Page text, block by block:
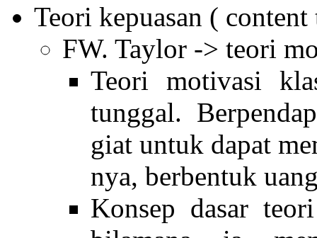
Teori kepuasan (
FW. Taylor -> teori
Teori motivasi
tunggal.
giat untuk dapat
nya, berbentuk
Konsep dasar